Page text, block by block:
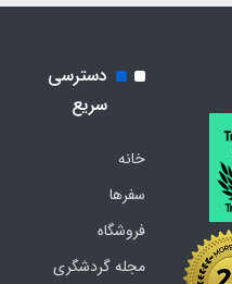
دسترسی
سریع
خانه
سفرها
فروشگاه
مجله گردشگری